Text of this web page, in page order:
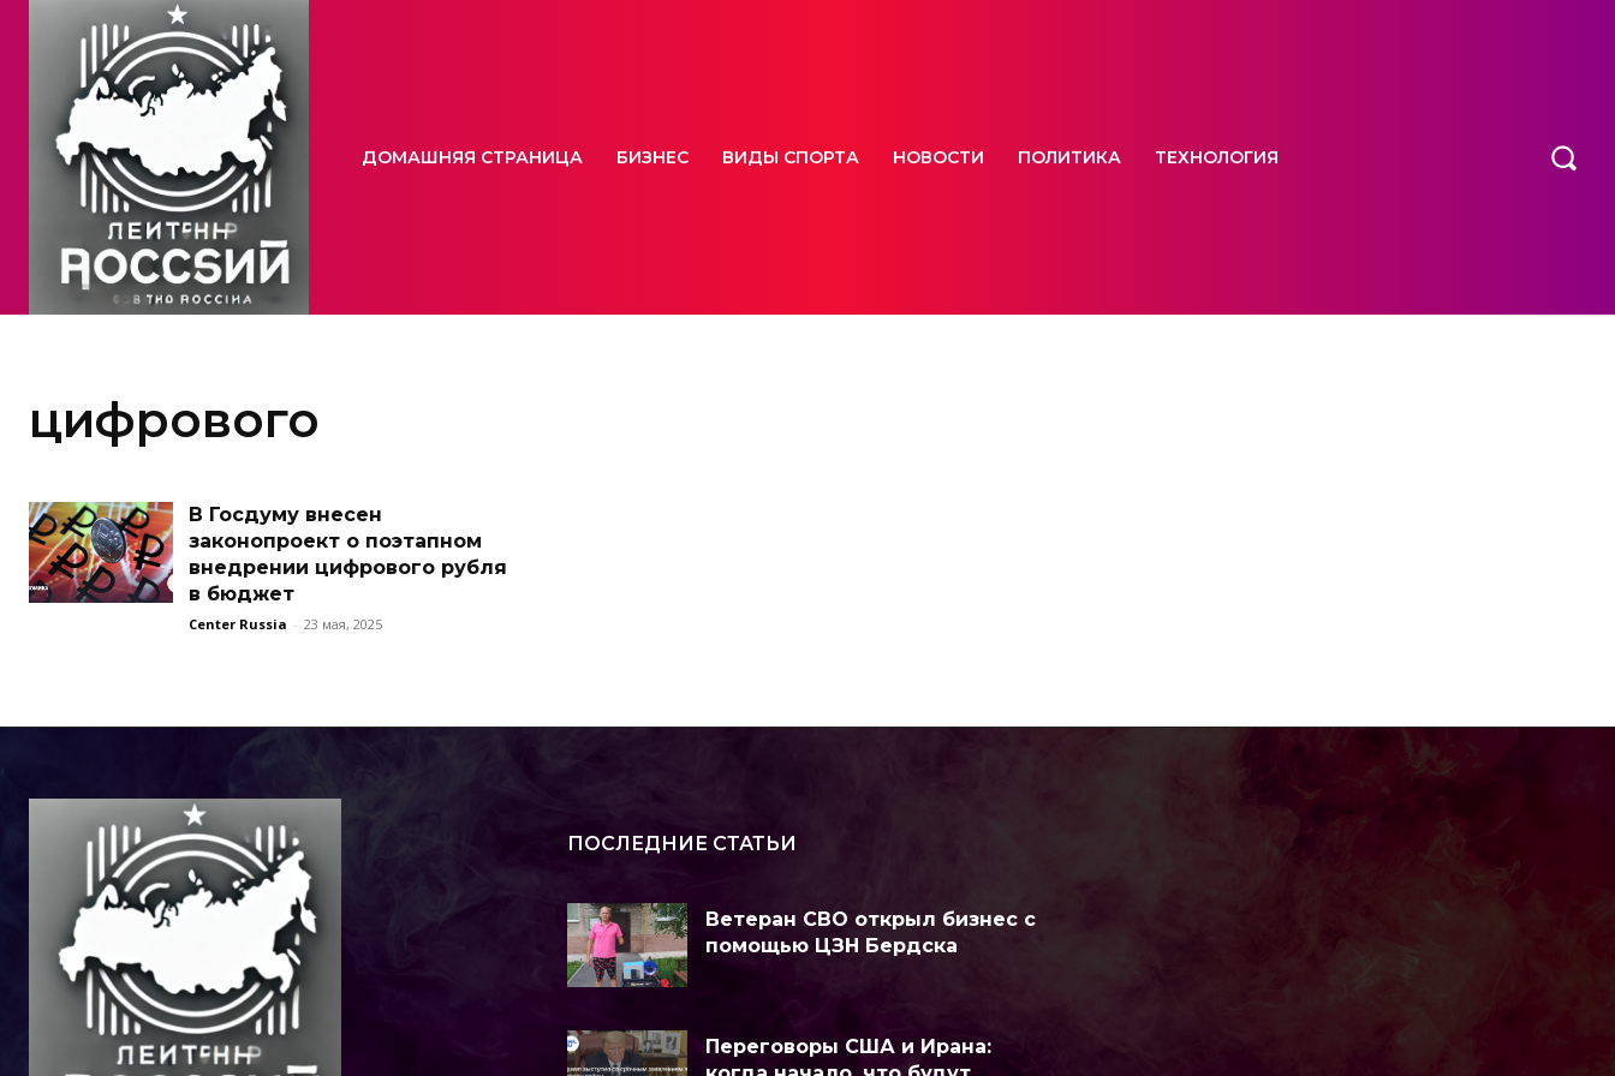
ДОМАШНЯЯ СТРАНИЦА БИЗНЕС ВИДЫ СПОРТА НОВОСТИ ПОЛИТИКА ТЕХНОЛОГИЯ
цифрового
В Госдуму внесен
законопроект о поэтапном
внедрении цифрового рубля
в бюджет
Center Russia - 23 мая, 2025
ПОСЛЕДНИЕ СТАТЬИ
Ветеран СВО открыл бизнес с
помощью ЦЗН Бердска
Переговоры США и Ирана: